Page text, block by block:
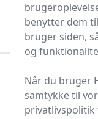
Start søgning
Start søgning
Forside Krea
Pindebeskytter
benytter dem
bruger siden,
og
Når du bruger
samtykke til
privatlivspolitik